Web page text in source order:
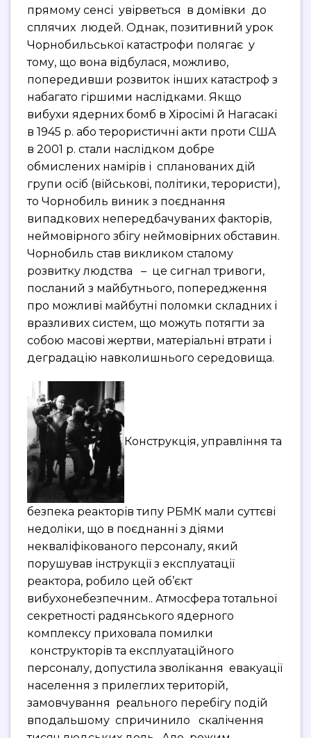
прямому сенсі увірветься в домівки до
сплячих людей. Однак, позитивний урок
Чорнобильської катастрофи полягає у
тому, що вона відбулася, можливо,
попередивши розвиток інших катастроф з
набагато гіршими наслідками. Якщо
вибухи ядерних бомб в Хіросімі й Нагасакі
в 1945 р. або терористичні акти проти США
в 2001 р. стали наслідком добре
обмислених намірів і спланованих дій
групи осіб (військові, політики, терористи),
то Чорнобиль виник з поєднання
випадкових непередбачуваних факторів,
неймовірного збігу неймовірних обставин.
Чорнобиль став викликом сталому
розвитку людства – це сигнал тривоги,
посланий з майбутнього, попередження
про можливі майбутні поломки складних і
вразливих систем, що можуть потягти за
собою масові жертви, матеріальні втрати і
деградацію навколишнього середовища.
Конструкція, управління та
безпека реакторів типу РБМК мали суттєві
недоліки, що в поєднанні з діями
некваліфікованого персоналу, який
порушував інструкції з експлуатації
реактора, робило цей об’єкт
вибухонебезпечним.. Атмосфера тотальної
секретності радянського ядерного
комплексу приховала помилки
конструкторів та експлуатаційного
персоналу, допустила зволікання евакуації
населення з прилеглих територій,
замовчування реального перебігу подій
вподальшому спричинило скалічення